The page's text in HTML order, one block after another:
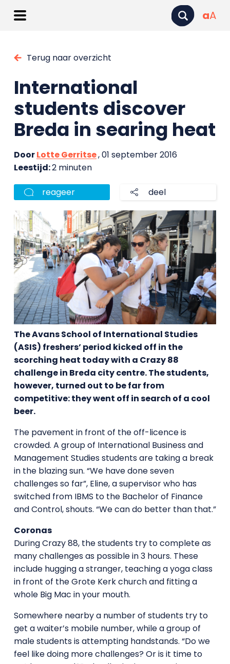
aA
Terug naar overzicht
International
students discover
Breda in searing heat
DoorLotte Gerritse, 01 september 2016
Leestijd:2 minuten
reageer deel
The Avans School of International Studies
(ASIS) freshers’ period kicked off in the
scorching heat today with a Crazy 88
challenge in Breda city centre. The students,
however, turned out to be far from
competitive: they went off in search of a cool
beer.
The pavement in front of the off-licence is
crowded. A group of International Business and
Management Studies students are taking a break
in the blazing sun. “We have done seven
challenges so far”, Eline, a supervisor who has
switched from IBMS to the Bachelor of Finance
and Control, shouts. “We can do better than that.”
Coronas
During Crazy 88, the students try to complete as
many challenges as possible in 3 hours. These
include hugging a stranger, teaching a yoga class
in front of the Grote Kerk church and fitting a
whole Big Mac in your mouth.
Somewhere nearby a number of students try to
get a waiter’s mobile number, while a group of
male students is attempting handstands. “Do we
feel like doing more challenges? Or is it time to